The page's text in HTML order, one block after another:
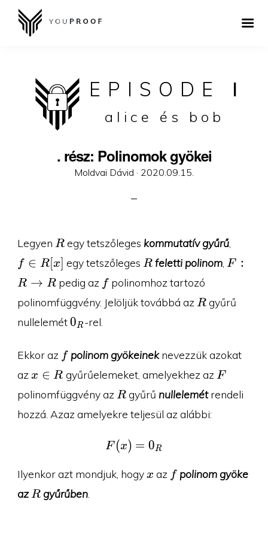
EPISODE I
alice és bob
. rész: Polinomok gyökei
Moldvai Dávid · Posted
2020.09.15.
Legyen R
Regy tetszőleges kommutatív gyűrű,
R[x]
f ∈ R[x] egy tetszőleges R
R feletti polinom F:R\to
F :
R → Rpedig az ff polinomhoz tartozó
polinomfüggvény. Jelöljük továbbá az R
Rgyűrű
nullelemét0_R
0R -rel.
Ekkor az ffpolinom gyökeineknevezzük azokat
az x\in
R
x ∈ R gyűrűelemeket, amelyekhez az F
F
polinomfüggvény az R
Rgyűrű nullelemétrendeli
hozzá. Azaz amelyekre teljesül az alábbi:
F(x)=0_R
F (x) = 0R
Ilyenkor azt mondjuk, hogy x
x az ffpolinom gyöke
az R
Rgyűrűben.